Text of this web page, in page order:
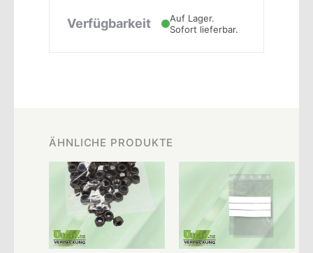
Verfügbarkeit
Auf Lager.
Sofort lieferbar.
ÄHNLICHE PRODUKTE